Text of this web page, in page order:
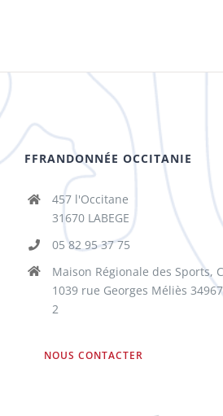
FFRANDONNÉE OCCITANIE
457 l'Occitane
31670 LABEGE
05 82 95 37 75
Maison Régionale des Sports,
1039 rue Georges Méliès
2
NOUS CONTACTER